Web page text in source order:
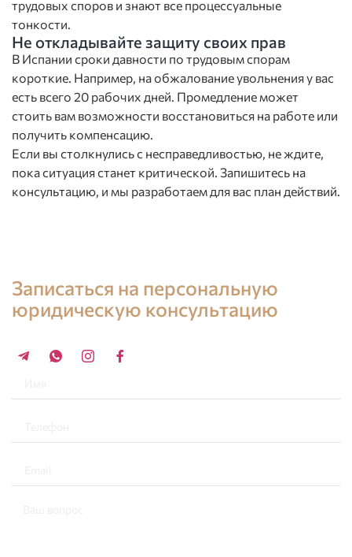
трудовых споров и знают все процессуальные
тонкости.
Не откладывайте защиту своих прав
В Испании сроки давности по трудовым спорам
короткие. Например, на обжалование увольнения у вас
есть всего 20 рабочих дней. Промедление может
стоить вам возможности восстановиться на работе или
получить компенсацию.
Если вы столкнулись с несправедливостью, не ждите,
пока ситуация станет критической. Запишитесь на
консультацию, и мы разработаем для вас план действий.
Записаться на персональную
юридическую консультацию